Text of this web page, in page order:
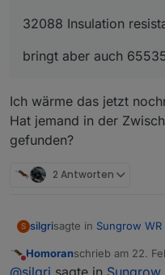
32088 Insulation
bringt aber auch
Ich wärme das jetzt
Hat jemand in der
gefunden?
2 Antworten
S silgrisagte in Sungrow WR
Frage zum
Nicht stören
Homoranschrieb am 22.
zuletzt editiert von
@silgri sagte in Sungrow